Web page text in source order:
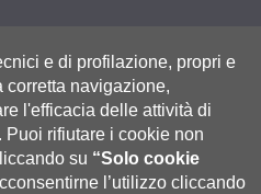
e di profilazione, propri e
corretta navigazione,
l'efficacia delle attività di
Puoi rifiutare i cookie non
su “Solo cookie
l’utilizzo cliccando